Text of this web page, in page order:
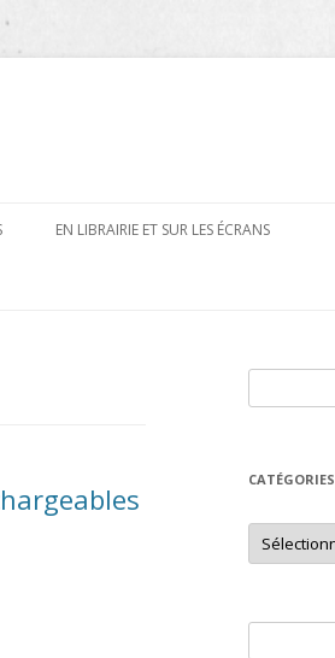
EN LIBRAIRIE ET SUR LES ÉCRANS
CATÉGORIES
Catégories